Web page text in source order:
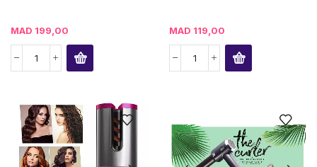
MAD 199,00 MAD 119,00